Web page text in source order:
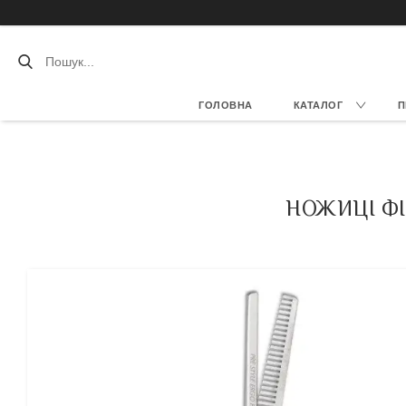
ГОЛОВНА КАТАЛОГ
НОЖИЦІ